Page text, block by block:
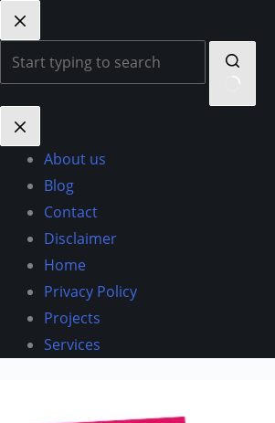
Skip
to
content
No
results
About us
Blog
Contact
Disclaimer
Home
Privacy Policy
Projects
Services